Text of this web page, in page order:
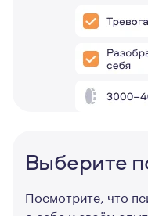
Выберите
Посмотрите, что